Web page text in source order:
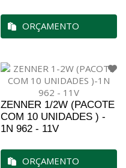
ORÇAMENTO
ZENNER 1/2W (PACOTE
COM 10 UNIDADES ) -
1N 962 - 11V
ORÇAMENTO